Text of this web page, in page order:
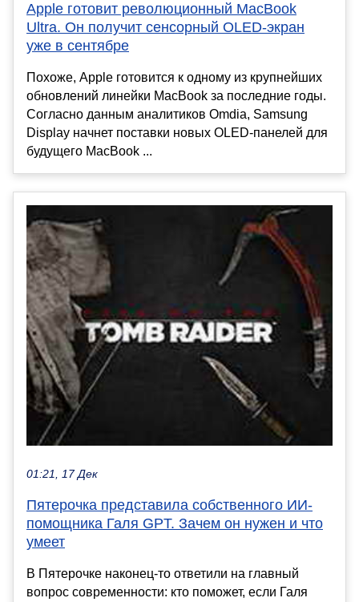
Apple готовит революционный MacBook
Ultra. Он получит сенсорный OLED-экран
уже в сентябре
Похоже, Apple готовится к одному из крупнейших
обновлений линейки MacBook за последние годы.
Согласно данным аналитиков Omdia, Samsung
Display начнет поставки новых OLED-панелей для
будущего MacBook ...
01:21, 17 Дек
Пятерочка представила собственного ИИ-
помощника Галя GPT. Зачем он нужен и что
умеет
В Пятерочке наконец-то ответили на главный
вопрос современности: кто поможет, если Галя